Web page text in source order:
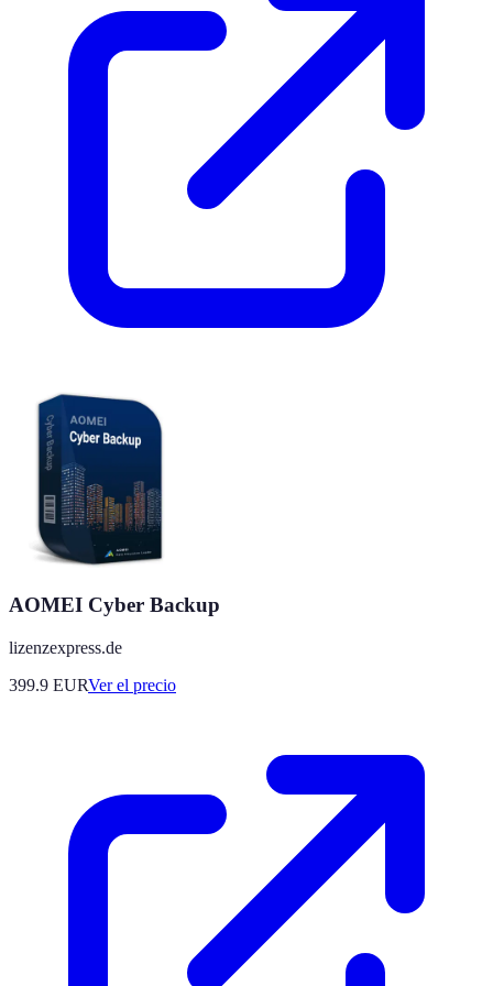
AOMEI Cyber Backup
lizenzexpress.de
399.9 EURVer el precio